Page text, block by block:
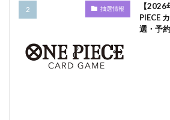
抽選情報
【
PIECE
選・予